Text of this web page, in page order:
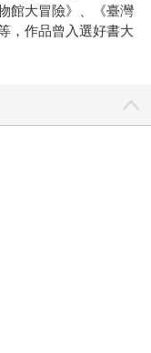
館大冒險》、《臺灣
，作品曾入選好書大